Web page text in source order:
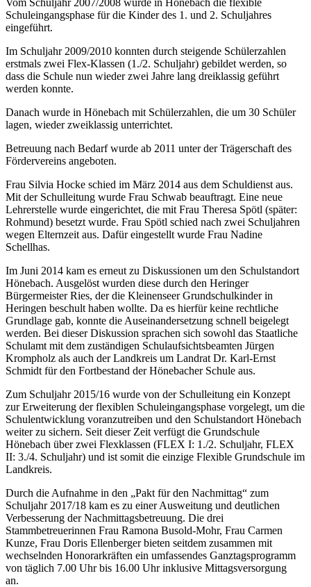
Schuleingangsphase für die Kinder des 1. und 2. Schuljahres
eingeführt.
Im Schuljahr 2009/2010 konnten durch steigende Schülerzahlen
erstmals zwei Flex-Klassen (1./2. Schuljahr) gebildet werden, so
dass die Schule nun wieder zwei Jahre lang dreiklassig geführt
werden konnte.
Danach wurde in Hönebach mit Schülerzahlen, die um 30 Schüler
lagen, wieder zweiklassig unterrichtet.
Betreuung nach Bedarf wurde ab 2011 unter der Trägerschaft des
Fördervereins angeboten.
Frau Silvia Hocke schied im März 2014 aus dem Schuldienst aus.
Mit der Schulleitung wurde Frau Schwab beauftragt. Eine neue
Lehrerstelle wurde eingerichtet, die mit Frau Theresa Spötl (später:
Rohmund) besetzt wurde. Frau Spötl schied nach zwei Schuljahren
wegen Elternzeit aus. Dafür eingestellt wurde Frau Nadine
Schellhas.
Im Juni 2014 kam es erneut zu Diskussionen um den Schulstandort
Hönebach. Ausgelöst wurden diese durch den Heringer
Bürgermeister Ries, der die Kleinenseer Grundschulkinder in
Heringen beschult haben wollte. Da es hierfür keine rechtliche
Grundlage gab, konnte die Auseinandersetzung schnell beigelegt
werden. Bei dieser Diskussion sprachen sich sowohl das Staatliche
Schulamt mit dem zuständigen Schulaufsichtsbeamten Jürgen
Krompholz als auch der Landkreis um Landrat Dr. Karl-Ernst
Schmidt für den Fortbestand der Hönebacher Schule aus.
Zum Schuljahr 2015/16 wurde von der Schulleitung ein Konzept
zur Erweiterung der flexiblen Schuleingangsphase vorgelegt, um die
Schulentwicklung voranzutreiben und den Schulstandort Hönebach
weiter zu sichern. Seit dieser Zeit verfügt die Grundschule
Hönebach über zwei Flexklassen (FLEX I: 1./2. Schuljahr, FLEX
II: 3./4. Schuljahr) und ist somit die einzige Flexible Grundschule im
Landkreis.
Durch die Aufnahme in den „Pakt für den Nachmittag“ zum
Schuljahr 2017/18 kam es zu einer Ausweitung und deutlichen
Verbesserung der Nachmittagsbetreuung. Die drei
Stammbetreuerinnen Frau Ramona Busold-Mohr, Frau Carmen
Kunze, Frau Doris Ellenberger bieten seitdem zusammen mit
wechselnden Honorarkräften ein umfassendes Ganztagsprogramm
von täglich 7.00 Uhr bis 16.00 Uhr inklusive Mittagsversorgung
an.